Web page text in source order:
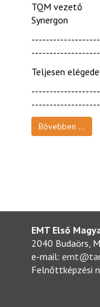
TQM vezető
Synergon
-------------------
Teljesen
-------------------
Bővebben ...
EMT Első
2040 Budaörs,
e-mail:
Felnőttképzési